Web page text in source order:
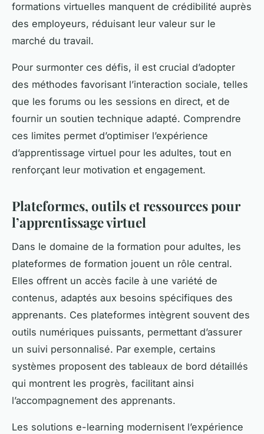
formations virtuelles manquent de crédibilité auprès
des employeurs, réduisant leur valeur sur le
marché du travail.
Pour surmonter ces défis, il est crucial d’adopter
des méthodes favorisant l’interaction sociale, telles
que les forums ou les sessions en direct, et de
fournir un soutien technique adapté. Comprendre
ces limites permet d’optimiser l’expérience
d’apprentissage virtuel pour les adultes, tout en
renforçant leur motivation et engagement.
Plateformes, outils et ressources pour
l’apprentissage virtuel
Dans le domaine de la formation pour adultes, les
plateformes de formation jouent un rôle central.
Elles offrent un accès facile à une variété de
contenus, adaptés aux besoins spécifiques des
apprenants. Ces plateformes intègrent souvent des
outils numériques puissants, permettant d’assurer
un suivi personnalisé. Par exemple, certains
systèmes proposent des tableaux de bord détaillés
qui montrent les progrès, facilitant ainsi
l’accompagnement des apprenants.
Les solutions e-learning modernisent l’expérience